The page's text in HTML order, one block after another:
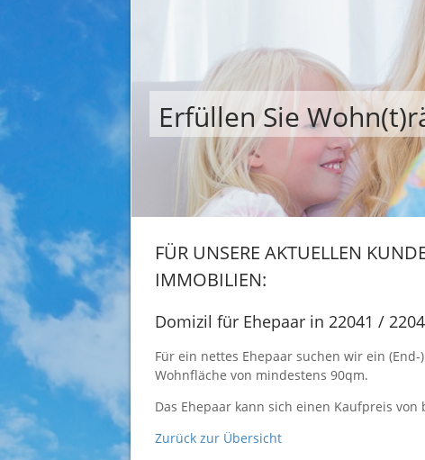
Erfüllen Sie
FÜR UNSERE AKTUELLEN
IMMOBILIEN:
Domizil für Ehepaar in 22041 /
Für ein nettes Ehepaar suchen wir ein
Wohnfläche von mindestens 90qm.
Das Ehepaar kann sich einen Kaufpreis von
Zurück zur Übersicht